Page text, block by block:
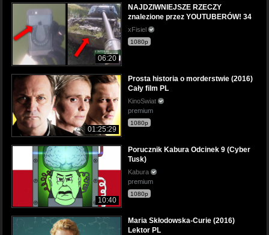
06:20
NAJDZIWNIEJSZE RZECZY
znalezione przez YOUTUBERÓW! 34
xFisiel
1080p
01:25:29
Prosta historia o morderstwie (2016)
Cały film PL
KinoSwiat
premium
1080p
10:40
Porucznik Kabura Odcinek 9 (Cyber
Tusk)
Kabura
premium
1080p
Maria Skłodowska-Curie (2016)
Lektor PL